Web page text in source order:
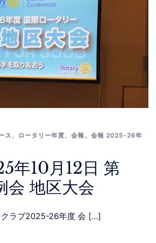
ス 、 ロータリー年度、 会報 、 会報 2025-26年
年10月12日 第
会 地区大会
クラブ2025-26年度 会 […]